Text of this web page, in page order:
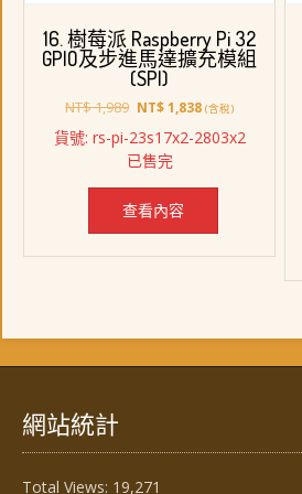
16. 樹莓派 Raspberry Pi 32
GPIO及步進馬達擴充模組
(SPI)
NT$1,989 原
價
格：
NT$ 1,989。
NT$1,838目
價
NT$ 1,838。
(含稅)
貨號: rs-pi-23s17x2-2803x2
已售完
查看內容
網站統計
Total Views: 19,271